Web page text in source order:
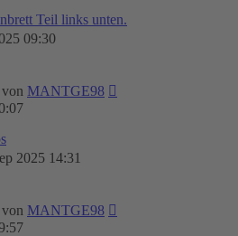
Teil links unten.
09:30
von MANTGE98
2025 14:31
von MANTGE98